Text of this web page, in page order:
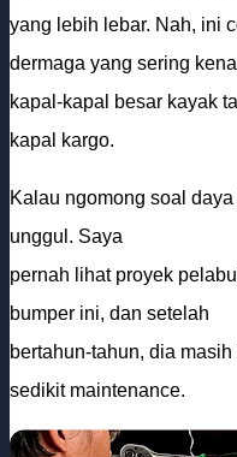
yang lebih lebar. Nah, ini
dermaga yang sering
kapal-kapal besar kayak
kapal kargo.
Kalau ngomong soal
unggul. Saya
pernah lihat proyek
bumper ini, dan setelah
bertahun-tahun, dia
sedikit maintenance.